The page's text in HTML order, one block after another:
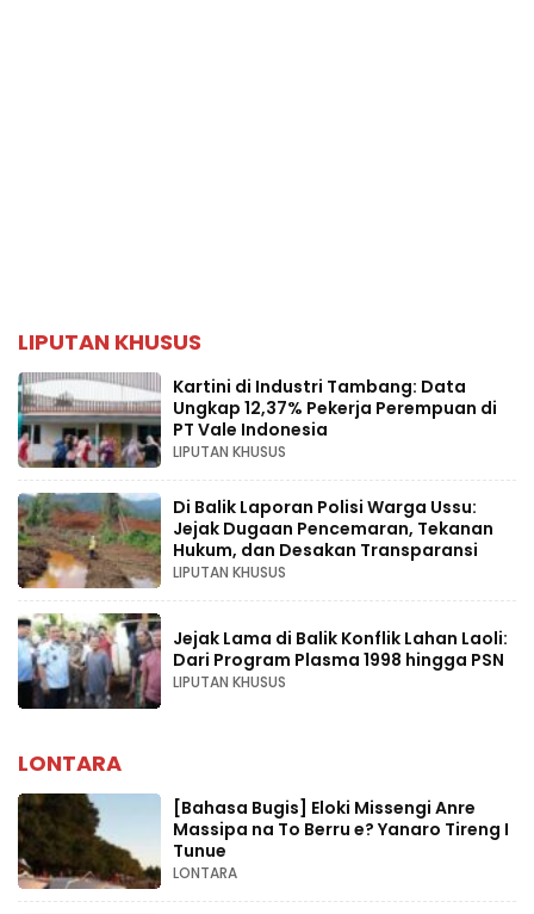
LIPUTAN KHUSUS
Kartini di Industri Tambang: Data
Ungkap 12,37% Pekerja Perempuan di
PT Vale Indonesia
LIPUTAN KHUSUS
Di Balik Laporan Polisi Warga Ussu:
Jejak Dugaan Pencemaran, Tekanan
Hukum, dan Desakan Transparansi
LIPUTAN KHUSUS
Jejak Lama di Balik Konflik Lahan Laoli:
Dari Program Plasma 1998 hingga PSN
LIPUTAN KHUSUS
LONTARA
[Bahasa Bugis] ‎Eloki Missengi Anre
Massipa na To Berru e? Yanaro Tireng I
Tunue
LONTARA